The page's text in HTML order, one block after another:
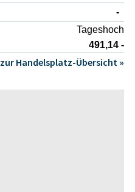
-
Tageshoch
491,14 -
zur Handelsplatz-Übersicht »